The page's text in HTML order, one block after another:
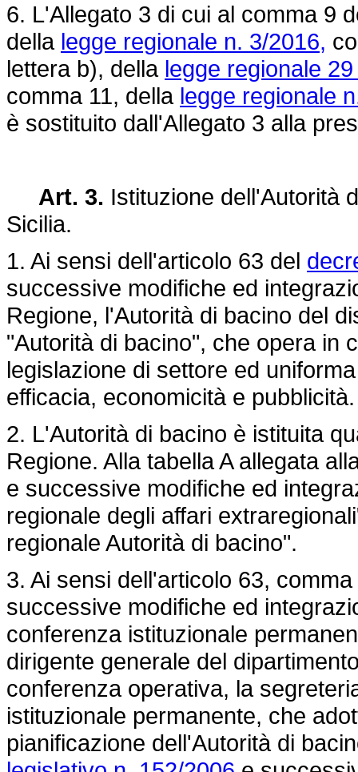
6. L'Allegato 3 di cui al comma 9
della legge regionale n. 3/2016,
lettera b), della legge regionale
comma 11, della legge regionale
è sostituito dall'Allegato 3 alla
Art. 3. Istituzione dell'Autorità
Sicilia.
1. Ai sensi dell'articolo 63 del
successive modifiche ed
Regione, l'Autorità di bacino del
"Autorità di bacino", che opera in
legislazione di settore ed
efficacia, economicità e pubblicità.
2. L'Autorità di bacino è istituita
Regione. Alla tabella A allegata
e successive modifiche ed
regionale degli affari
regionale Autorità di bacino".
3. Ai sensi dell'articolo 63,
successive modifiche ed
conferenza istituzionale
dirigente generale del
conferenza operativa, la
istituzionale permanente, che
pianificazione dell'Autorità di